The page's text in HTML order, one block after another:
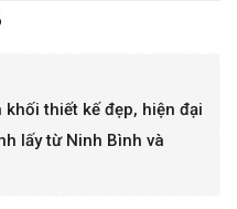
thiết kế đẹp, hiện đại
lấy từ Ninh Bình và